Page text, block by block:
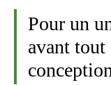
Pour un
avant tout
conception